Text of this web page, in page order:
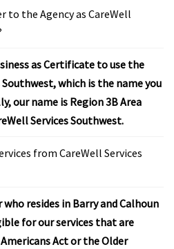
to the Agency as CareWell
as Certificate to use the
which is the name you
our name is Region 3B Area
Services Southwest.
from CareWell Services
who resides in Barry and Calhoun
for our services that are
Act or the Older